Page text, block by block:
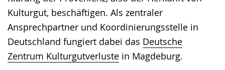
Kulturgut, beschäftigen. Als zentraler
Ansprechpartner und Koordinierungsstelle in
Deutschland fungiert dabei das Deutsche
Zentrum Kulturgutverluste in Magdeburg.